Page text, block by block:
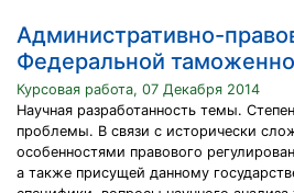
Административно-
Федеральной
Курсовая работа, 07 Декабря 2014
Научная разработанность темы.
проблемы. В связи с исторически
особенностями правового
а также присущей данному